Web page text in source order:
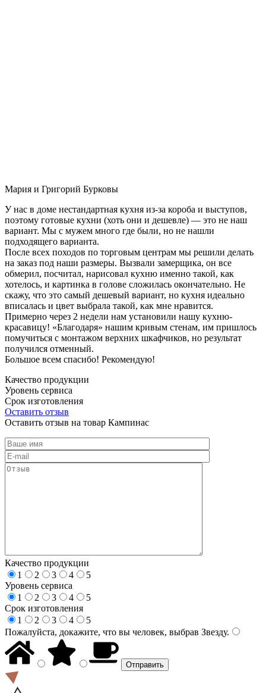
Мария и Григорий Бурковы
У нас в доме нестандартная кухня из-за короба и выступов,
поэтому готовые кухни (хоть они и дешевле) — это не наш
вариант. Мы с мужем много где были, но не нашли
подходящего варианта.
После всех походов по торговым центрам мы решили делать
на заказ под наши размеры. Вызвали замерщика, он все
обмерил, посчитал, нарисовал кухню именно такой, как
хотелось, и картинка в голове сложилась окончательно. Не
скажу, что это самый дешевый вариант, но кухня идеально
вписалась и цвет выбрала такой, как мне нравится.
Примерно через 2 недели нам установили нашу кухню-
красавицу! «Благодаря» нашим кривым стенам, им пришлось
помучиться с монтажом верхних шкафчиков, но результат
получился отменный.
Большое всем спасибо! Рекомендую!
Качество продукции
Уровень сервиса
Срок изготовления
Оставить отзыв
Оставить отзыв на товар Кампинас
Качество продукции
1
2 3 4
5
Уровень сервиса
1
2 3 4
5
Срок изготовления
1
2 3 4
5
Пожалуйста, докажите, что вы человек, выбрав Звезду.